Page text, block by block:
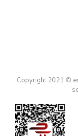
Copyright 2021 ©